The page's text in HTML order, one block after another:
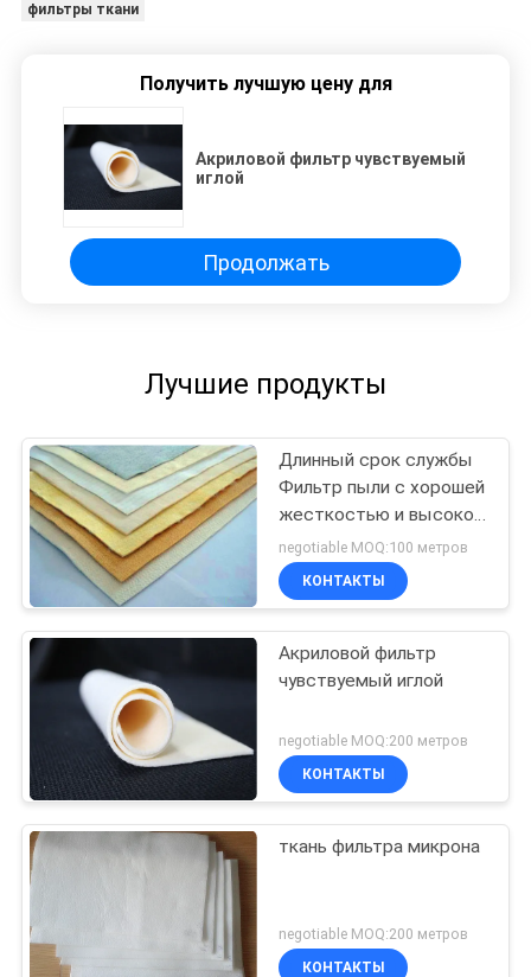
фильтры ткани
Получить лучшую цену для
Акриловой фильтр чувствуемый
иглой
Продолжать
Лучшие продукты
Длинный срок службы
Фильтр пыли с хорошей
жесткостью и высокой
воздухопроницаемостью
negotiable MOQ:100 метров
КОНТАКТЫ
Акриловой фильтр
чувствуемый иглой
negotiable MOQ:200 метров
КОНТАКТЫ
ткань фильтра микрона
negotiable MOQ:200 метров
КОНТАКТЫ